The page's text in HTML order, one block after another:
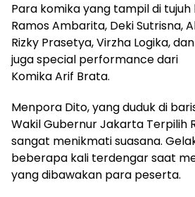
Para komika yang tampil di
Ramos Ambarita, Deki Sutrisna,
Rizky Prasetya, Virzha Logika,
juga special performance dari
Komika Arif Brata.
Menpora Dito, yang duduk di
Wakil Gubernur Jakarta Terpilih
sangat menikmati suasana.
beberapa kali terdengar saat
yang dibawakan para peserta.